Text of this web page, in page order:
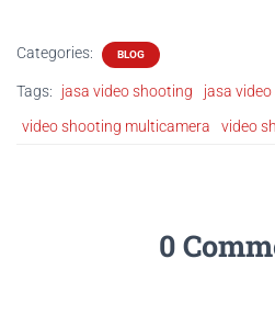
Categories: BLOG
Tags: jasa video shooting
jasa
video shooting multicamera
video
0